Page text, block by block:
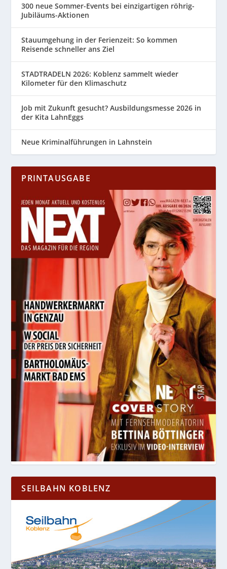
300 neue Sommer-Events bei einzigartigen röhrig-
Jubiläums-Aktionen
Stauumgehung in der Ferienzeit: So kommen
Reisende schneller ans Ziel
STADTRADELN 2026: Koblenz sammelt wieder
Kilometer für den Klimaschutz
Job mit Zukunft gesucht? Ausbildungsmesse 2026 in
der Kita LahnEggs
Neue Kriminalführungen in Lahnstein
PRINTAUSGABE
SEILBAHN KOBLENZ